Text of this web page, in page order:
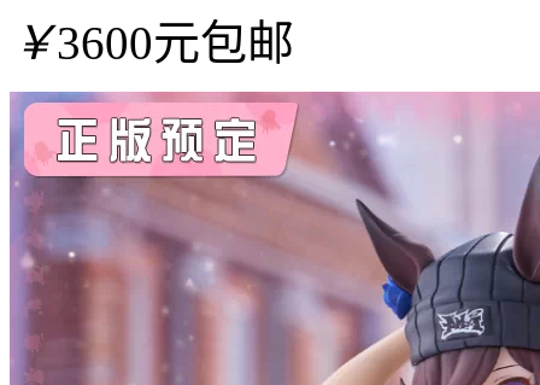
￥3600元包邮